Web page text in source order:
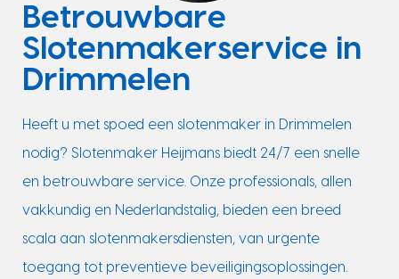
Betrouwbare
Slotenmakerservice in
Drimmelen
Heeft u met spoed een slotenmaker in Drimmelen
nodig? Slotenmaker Heijmans biedt 24/7 een snelle
en betrouwbare service. Onze professionals, allen
vakkundig en Nederlandstalig, bieden een breed
scala aan slotenmakersdiensten, van urgente
toegang tot preventieve beveiligingsoplossingen.